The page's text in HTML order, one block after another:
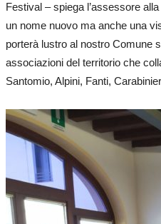
Festival – spiega l’assessore
un nome nuovo ma anche una
porterà lustro al nostro Comune
associazioni del territorio che
Santomio, Alpini, Fanti,